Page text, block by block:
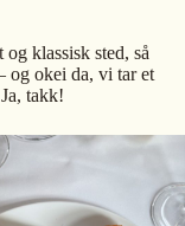
klassisk sted, så
og okei da, vi tar et
takk!